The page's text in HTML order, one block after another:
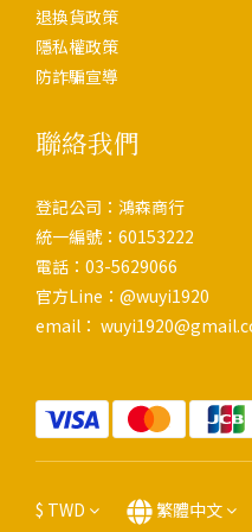
退換貨政策
隱私權政策
防詐騙宣導
聯絡我們
登記公司：鴻森商行
統一編號：60153222
電話：03-5629066
官方Line：@wuyi1920
email：
$ TWD 繁體中文